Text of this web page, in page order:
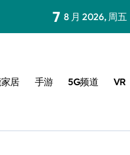
7 8 月 2026, 周五
居 手游 5G频道 VR